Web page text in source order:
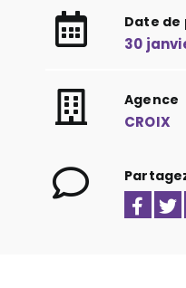
Date
30
Agence
CROIX